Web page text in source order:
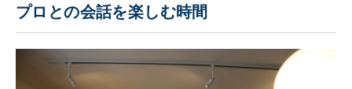
プロとの会話を楽しむ時間